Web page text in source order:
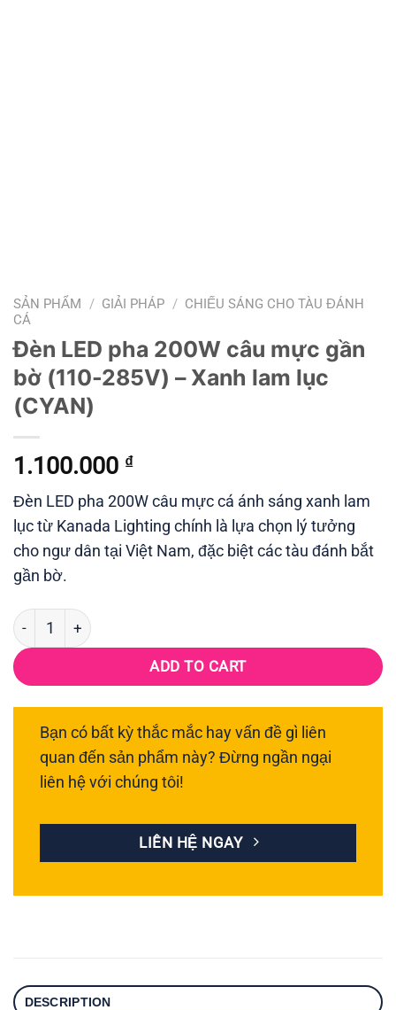
SẢN PHẨM / GIẢI PHÁP / CHIẾU SÁNG CHO TÀU ĐÁNH
CÁ
Đèn LED pha 200W câu mực gần
bờ (110-285V) – Xanh lam lục
(CYAN)
1.100.000 ₫
Đèn LED pha 200W câu mực cá ánh sáng xanh lam
lục từ Kanada Lighting chính là lựa chọn lý tưởng
cho ngư dân tại Việt Nam, đặc biệt các tàu đánh bắt
gần bờ.
Đèn LED pha 200W câu mực gần bờ (110-285V) - Xanh lam
ADD TO CART
Bạn có bất kỳ thắc mắc hay vấn đề gì liên
quan đến sản phẩm này? Đừng ngần ngại
liên hệ với chúng tôi!
LIÊN HỆ NGAY
DESCRIPTION